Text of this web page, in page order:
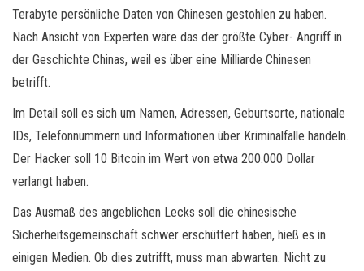
Terabyte persönliche Daten von Chinesen gestohlen zu haben.
Nach Ansicht von Experten wäre das der größte Cyber- Angriff in
der Geschichte Chinas, weil es über eine Milliarde Chinesen
betrifft.
Im Detail soll es sich um Namen, Adressen, Geburtsorte, nationale
IDs, Telefonnummern und Informationen über Kriminalfälle handeln.
Der Hacker soll 10 Bitcoin im Wert von etwa 200.000 Dollar
verlangt haben.
Das Ausmaß des angeblichen Lecks soll die chinesische
Sicherheitsgemeinschaft schwer erschüttert haben, hieß es in
einigen Medien. Ob dies zutrifft, muss man abwarten. Nicht zu